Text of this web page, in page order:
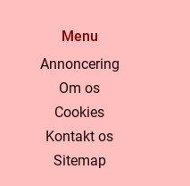
Menu
Annoncering
Om os
Cookies
Kontakt os
Sitemap